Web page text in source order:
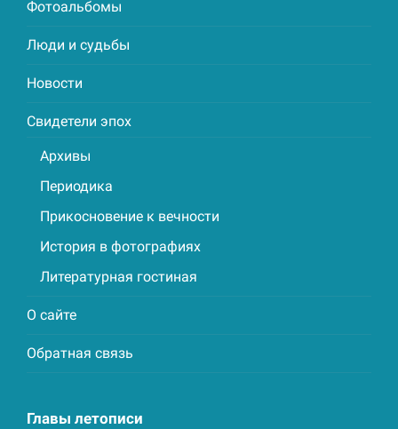
Фотоальбомы
Люди и судьбы
Новости
Свидетели эпох
Архивы
Периодика
Прикосновение к вечности
История в фотографиях
Литературная гостиная
О сайте
Обратная связь
Главы летописи